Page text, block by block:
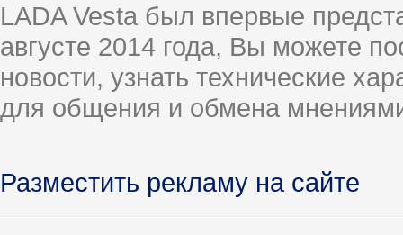
LADA Vesta был впервые
августе 2014 года, Вы можете
новости, узнать технические
для общения и обмена
Разместить рекламу на сайте